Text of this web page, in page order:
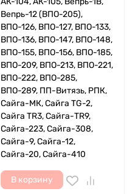
Вепрь-12 (ВПО-205),
ВПО-126, ВПО-127, ВПО-133,
ВПО-136, ВПО-147, ВПО-148,
ВПО-155, ВПО-156, ВПО-185,
ВПО-209, ВПО-213, ВПО-221,
ВПО-222, ВПО-285,
ВПО-289, ПП-Витязь, РПК,
Сайга-МК, Сайга TG-2,
Сайга TR3, Сайга-TR9,
Сайга-223, Сайга-308,
Сайга-9, Сайга-12,
Сайга-20, Сайга-410
В корзину